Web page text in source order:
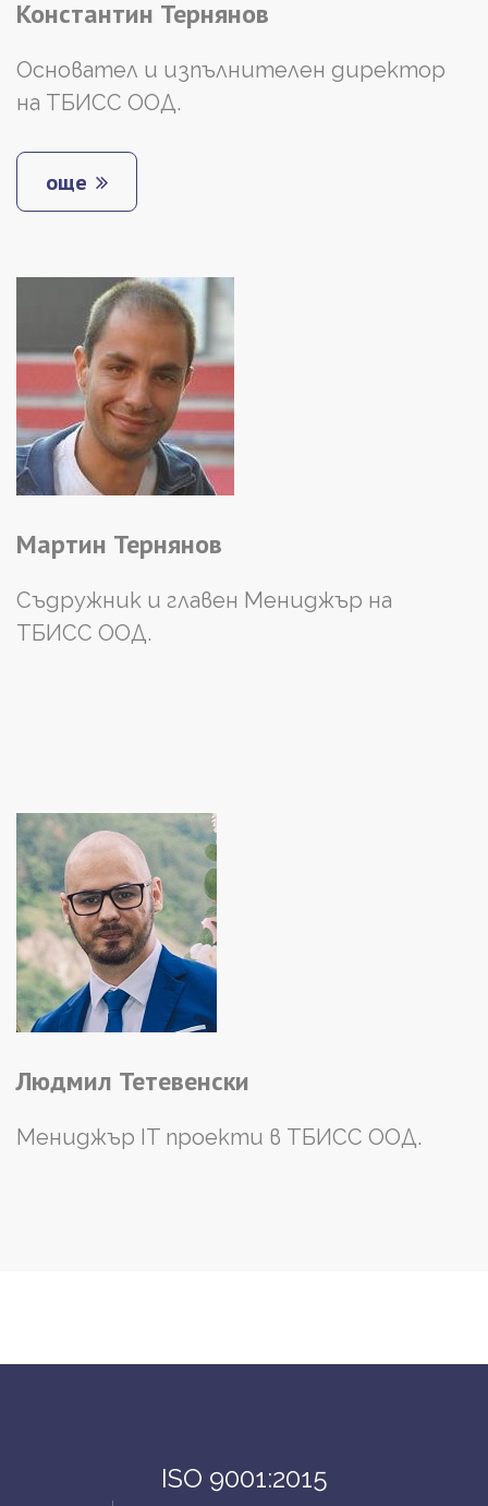
Константин Тернянов
Основател и изпълнителен директор
на ТБИСС ООД.
още
Мартин Тернянов
Съдружник и главен Мениджър на
ТБИСС ООД.
Людмил Тетевенски
Мениджър IT проекти в ТБИСС ООД.
ISO 9001:2015